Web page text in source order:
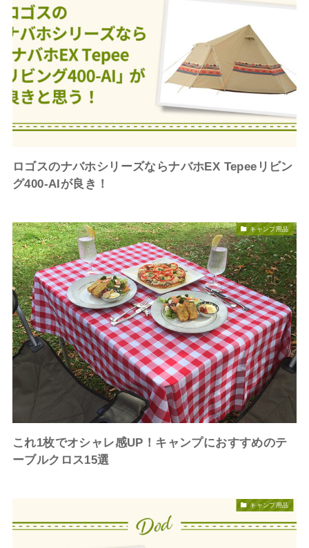
ロゴスのナバホシリーズならナバホEX Tepeeリビン
グ400-AIが良き！
キャンプ用品
これ1枚でオシャレ感UP！キャンプにおすすめのテ
ーブルクロス15選
キャンプ用品